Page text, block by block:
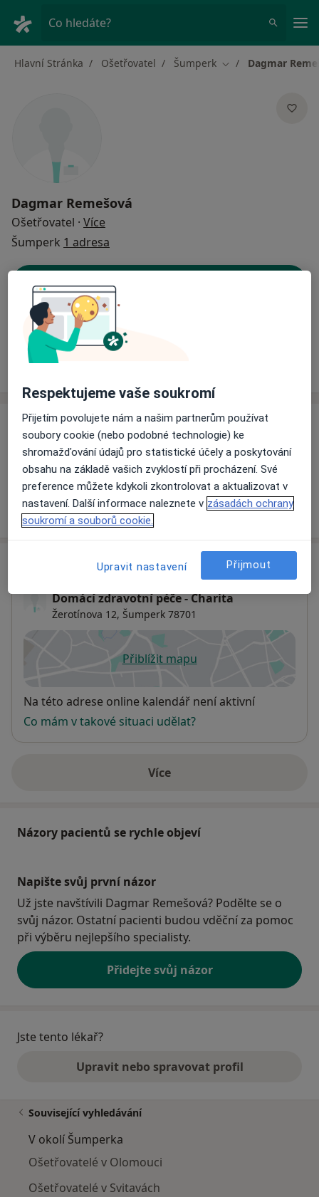
Co hledáte?
Hlavní Stránka Ošetřovatel Šumperk Změna města
Dagmar
Dagmar Remešová
Ošetřovatel · Více
Šumperk 1 adresa
Ceník
Informace o službách a cenách nejsou k dispozici
Tento specialista ještě nepřidával žádné informace o
svých službách.
Domácí zdravotní péče - Charita
Žerotínova 12, Šumperk 78701
Přiblížit mapuse otevře v nové záložce
Dostupnost
Na této adrese online kalendář není aktivní
Co mám v takové situaci udělat?
Víceo adrese
Názory pacientů se rychle objeví
Napište svůj první názor
Už jste navštívili Dagmar Remešová? Podělte se o
svůj názor. Ostatní pacienti budou vděční za pomoc
při výběru nejlepšího specialisty.
Přidejte svůj názor
Jste tento lékař?
Upravit nebo spravovat profil
Související vyhledávání
V okolí Šumperka
Ošetřovatelé v Olomouci
Ošetřovatelé v Svitavách
Respektujeme vaše soukromí
Přijetím povolujete nám a našim partnerům používat
soubory cookie (nebo podobné technologie) ke
shromažďování údajů pro statistické účely a poskytování
obsahu na základě vašich zvyklostí při procházení. Své
preference můžete kdykoli zkontrolovat a aktualizovat v
nastavení. Další informace naleznete v zásadách ochrany
soukromí a souborů cookie.
Upravit nastavení Přijmout